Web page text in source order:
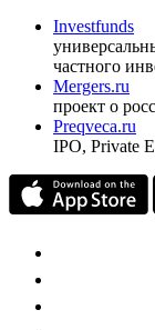
Investfunds
частного
Mergers.ru
проект о
Preqveca.ru
IPO, Private